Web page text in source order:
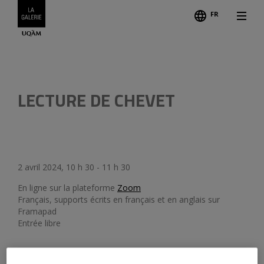
FR
LECTURE DE CHEVET
2 avril 2024, 10 h 30 - 11 h 30
En ligne sur la plateforme Zoom
Français, supports écrits en français et en anglais sur
Framapad
Entrée libre